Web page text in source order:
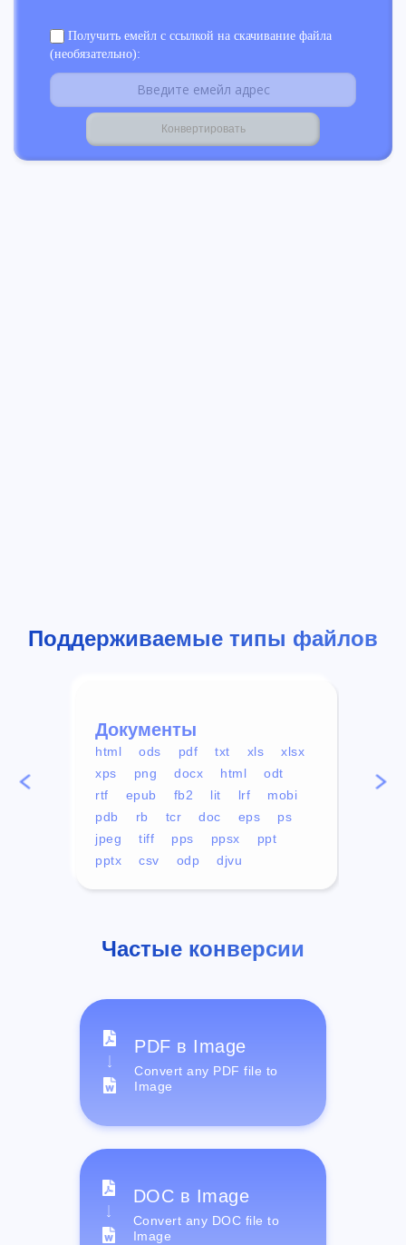
Получить емейл с ссылкой на скачивание файла
(необязательно):
Поддерживаемые типы файлов
Документы
html ods pdf txt xls
xlsx
xps
png docx html
odt
rtf
epub fb2 lit lrf
mobi
pdb
rb tcr doc eps
ps
jpeg
tiff pps ppsx
ppt
pptx
csv odp djvu
mp4
Частые конверсии
PDF в Image
Convert any PDF file to
Image
DOC в Image
Convert any DOC file to
Image